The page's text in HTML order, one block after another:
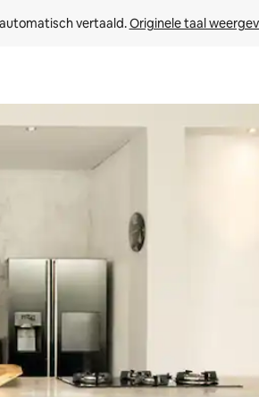
vertaald. Originele taal
omhoog en omlaag, óf door te